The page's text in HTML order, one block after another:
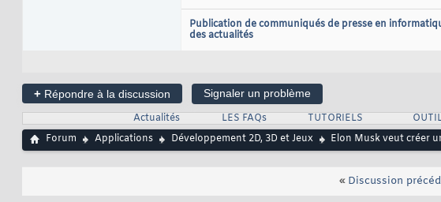
Publication de communiqués de presse en
des actualités
+ Répondre à la discussion
Signaler un problème
Actualités
LES FAQs TUTORIELS
Forum
Applications Développement 2D, 3D et Jeux Elon Musk veut créer
« Discussion